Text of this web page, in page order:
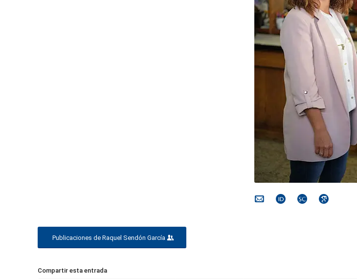
Publicaciones de Raquel Sendón García
Compartir esta entrada